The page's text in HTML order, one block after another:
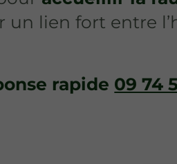
un lien fort entre
rapide 09 74